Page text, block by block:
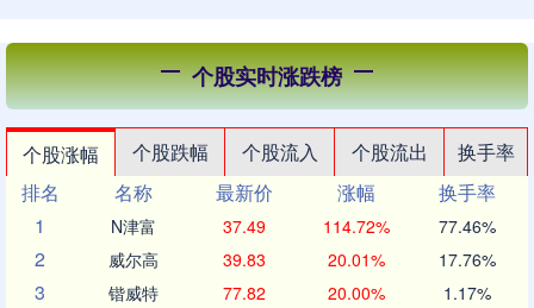
个股实时涨跌榜
个股涨幅 个股跌幅 个股流入 个股流出
换手率
排名
名称 最新价 涨幅
换手率
1
N津富 37.49 114.72% 77.46%
2 威尔高 39.83 20.01% 17.76%
3 锴威特 77.82 20.00% 1.17%